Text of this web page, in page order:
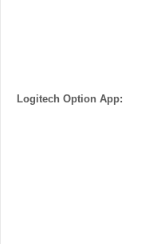
Logitech Option App: